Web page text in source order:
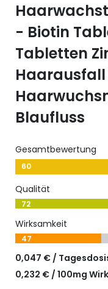
- Biotin
Tabletten
Haarausfall
Blaufluss
Gesamtbewertung
60
Qualität
72
Wirksamkeit
47
0,047 € /
0,232 € / 100mg